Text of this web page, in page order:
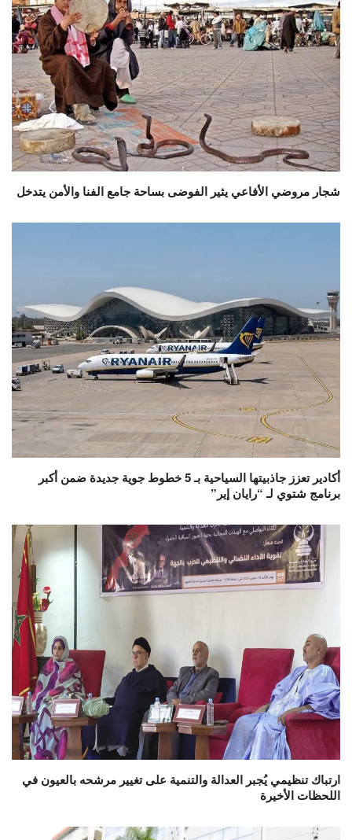
شجار مروضي الأفاعي يثير الفوضى بساحة جامع الفنا والأمن يتدخل
أكادير تعزز جاذبيتها السياحية بـ 5 خطوط جوية جديدة ضمن أكبر
برنامج شتوي لـ “رايان إير”
ارتباك تنظيمي يُجبر العدالة والتنمية على تغيير مرشحه بالعيون في
اللحظات الأخيرة